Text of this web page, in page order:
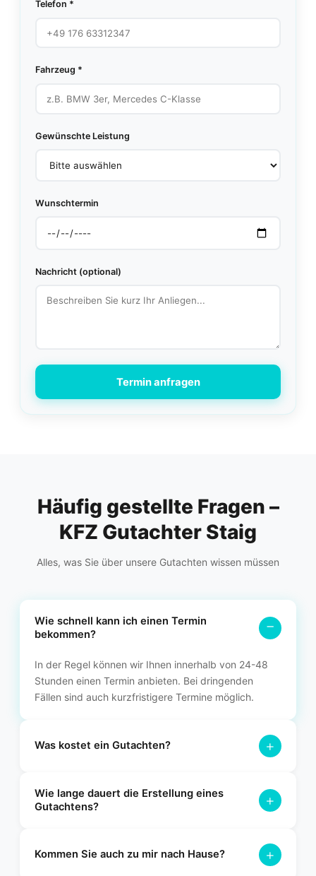
Telefon *
Fahrzeug *
Gewünschte Leistung
Wunschtermin
Nachricht (optional)
Termin anfragen
Häufig gestellte Fragen –
KFZ Gutachter Staig
Alles, was Sie über unsere Gutachten wissen müssen
Wie schnell kann ich einen Termin
bekommen?
−
In der Regel können wir Ihnen innerhalb von 24-48
Stunden einen Termin anbieten. Bei dringenden
Fällen sind auch kurzfristigere Termine möglich.
Was kostet ein Gutachten? +
Unfallgutachten übernimmt in der Regel die gegnerische
Versicherung die Kosten. Für ein Wertgutachten erstellen wir
Wie lange dauert die Erstellung eines
Gutachtens?
+
fertige Gutachten in der Regel innerhalb von 2-3
Werktagen. Bei Bedarf können wir das Gutachten auch
Kommen Sie auch zu mir nach Hause? +